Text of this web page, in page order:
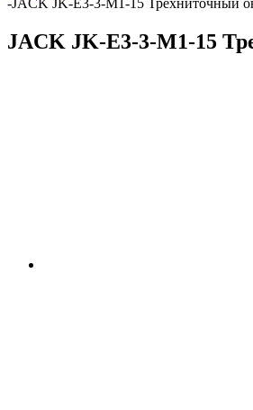
-JACK JK-E3-3-M1-15 Трехниточный
JACK JK-E3-3-M1-15